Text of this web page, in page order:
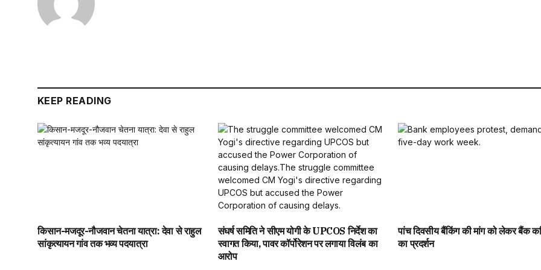
KEEP READING
किसान-मजदूर-नौजवान चेतना यात्रा: देवा से राहुल
सांकृत्यायन गांव तक भव्य पदयात्रा
संघर्ष समिति ने सीएम योगी के UPCOS निर्देश का
स्वागत किया, पावर कॉर्पोरेशन पर लगाया विलंब का
आरोप
पांच दिवसीय बैंकिंग की मांग को लेकर बैंक
का प्रदर्शन